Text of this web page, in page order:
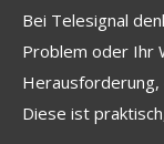
Bei Telesignal
Problem oder Ihr
Herausforderung,
Diese ist